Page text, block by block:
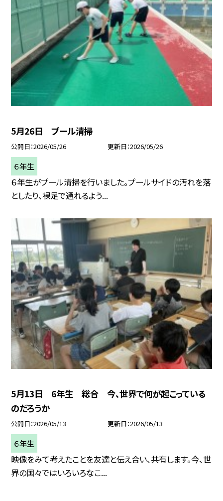
5月26日 プール清掃
公開日 2026/05/26 更新日 2026/05/26
６年生
６年生がプール清掃を行いました。プールサイドの汚れを落
としたり、裸足で通れるよう...
5月13日 6年生 総合 今、世界で何が起こっている
のだろうか
公開日 2026/05/13 更新日 2026/05/13
６年生
映像をみて考えたことを友達と伝え合い、共有します。今、世
界の国々ではいろいろなこ...